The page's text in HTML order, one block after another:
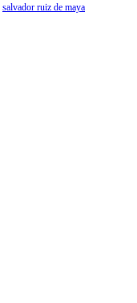
salvador ruiz de maya